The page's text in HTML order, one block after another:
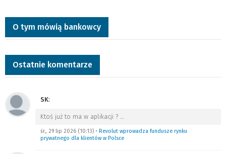
O tym mówią bankowcy
Ostatnie komentarze
SK:
Ktoś już to ma w aplikacji ? …
śr., 29 lip 2026 (10:13) • Revolut wprowadza fundusze rynku
prywatnego dla klientów w Polsce